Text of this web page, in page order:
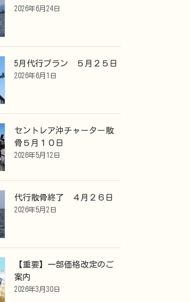
2026年6月24日
5月代行プラン ５月２５日
2026年6月1日
セントレア沖チャーター散
骨５月１０日
2026年5月12日
代行散骨終了 ４月２６日
2026年5月2日
【重要】一部価格改定のご
案内
2026年3月30日